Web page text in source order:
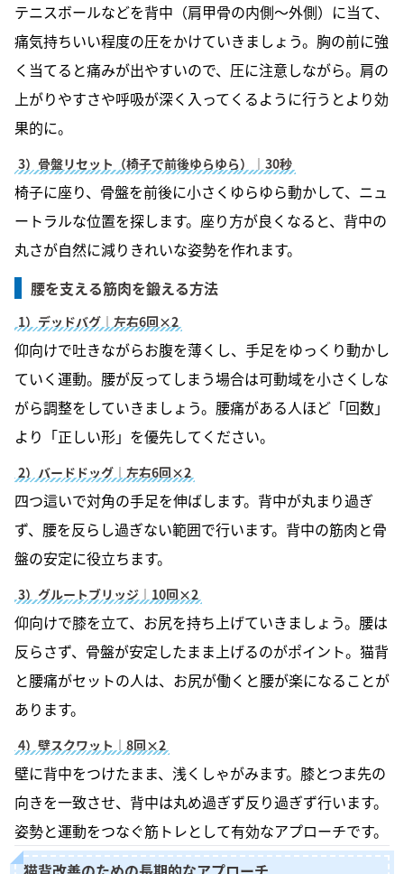
テニスボールなどを背中（肩甲骨の内側〜外側）に当て、
痛気持ちいい程度の圧をかけていきましょう。胸の前に強
く当てると痛みが出やすいので、圧に注意しながら。肩の
上がりやすさや呼吸が深く入ってくるように行うとより効
果的に。
3）骨盤リセット（椅子で前後ゆらゆら）｜30秒
椅子に座り、骨盤を前後に小さくゆらゆら動かして、ニュ
ートラルな位置を探します。座り方が良くなると、背中の
丸さが自然に減りきれいな姿勢を作れます。
腰を支える筋肉を鍛える方法
1）デッドバグ｜左右6回×2
仰向けで吐きながらお腹を薄くし、手足をゆっくり動かし
ていく運動。腰が反ってしまう場合は可動域を小さくしな
がら調整をしていきましょう。腰痛がある人ほど「回数」
より「正しい形」を優先してください。
2）バードドッグ｜左右6回×2
四つ這いで対角の手足を伸ばします。背中が丸まり過ぎ
ず、腰を反らし過ぎない範囲で行います。背中の筋肉と骨
盤の安定に役立ちます。
3）グルートブリッジ｜10回×2
仰向けで膝を立て、お尻を持ち上げていきましょう。腰は
反らさず、骨盤が安定したまま上げるのがポイント。猫背
と腰痛がセットの人は、お尻が働くと腰が楽になることが
あります。
4）壁スクワット｜8回×2
壁に背中をつけたまま、浅くしゃがみます。膝とつま先の
向きを一致させ、背中は丸め過ぎず反り過ぎず行います。
姿勢と運動をつなぐ筋トレとして有効なアプローチです。